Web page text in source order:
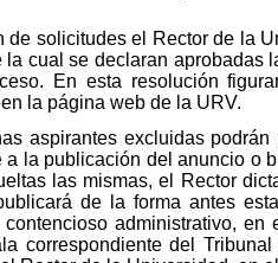
solicitudes el Rector de la
cual se declaran
En esta resolución
la página web de la URV.
aspirantes excluidas
la publicación del anuncio o
las mismas, el Rector
de la forma antes
administrativo,
correspondiente del